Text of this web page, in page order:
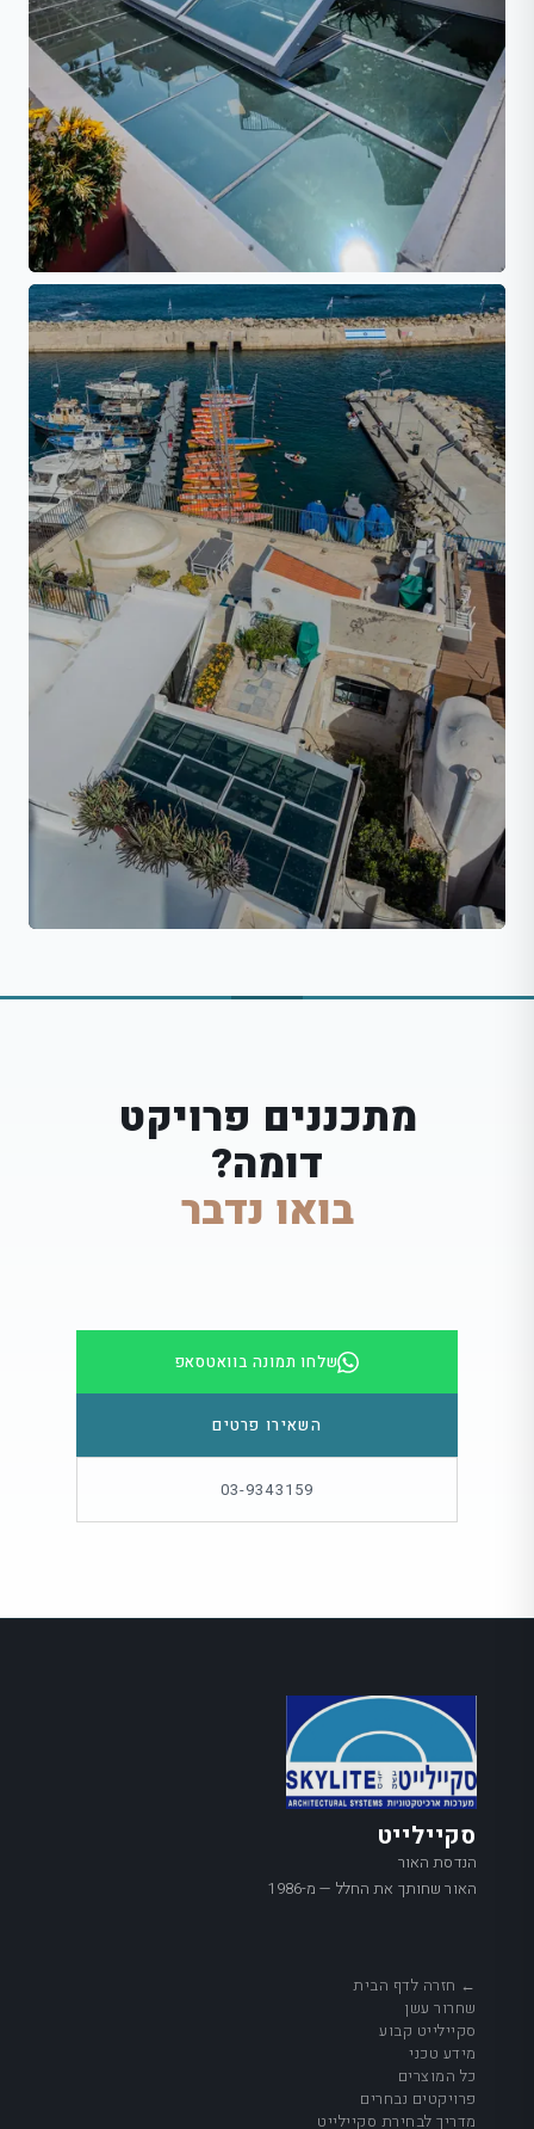
מתכננים פרויקט
דומה?
בואו נדבר
שלחו תמונה בוואטסאפ
השאירו פרטים
03-9343159
סקיילייט
הנדסת האור
האור שחותך את החלל — מ-1986
← חזרה לדף הבית
שחרור עשן
סקיילייט קבוע
מידע טכני
כל המוצרים
פרויקטים נבחרים
מדריך לבחירת סקיילייט